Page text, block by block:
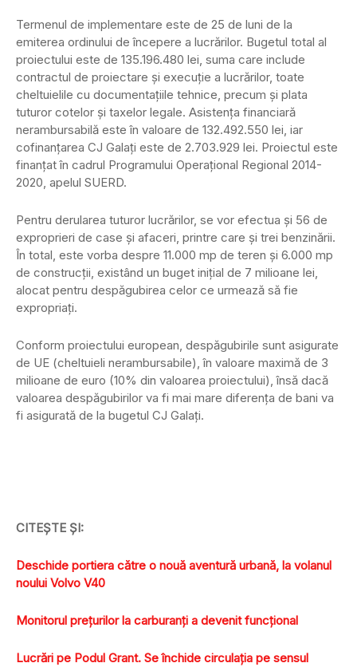
Termenul de implementare este de 25 de luni de la
emiterea ordinului de începere a lucrărilor. Bugetul total al
proiectului este de 135.196.480 lei, suma care include
contractul de proiectare şi execuţie a lucrărilor, toate
cheltuielile cu documentaţiile tehnice, precum şi plata
tuturor cotelor şi taxelor legale. Asistenţa financiară
nerambursabilă este în valoare de 132.492.550 lei, iar
cofinanţarea CJ Galaţi este de 2.703.929 lei. Proiectul este
finanţat în cadrul Programului Operaţional Regional 2014-
2020, apelul SUERD.
Pentru derularea tuturor lucrărilor, se vor efectua şi 56 de
exproprieri de case şi afaceri, printre care şi trei benzinării.
În total, este vorba despre 11.000 mp de teren şi 6.000 mp
de construcţii, existând un buget iniţial de 7 milioane lei,
alocat pentru despăgubirea celor ce urmează să fie
expropriaţi.
Conform proiectului european, despăgubirile sunt asigurate
de UE (cheltuieli nerambursabile), în valoare maximă de 3
milioane de euro (10% din valoarea proiectului), însă dacă
valoarea despăgubirilor va fi mai mare diferenţa de bani va
fi asigurată de la bugetul CJ Galaţi.
CITEŞTE ŞI:
Deschide portiera către o nouă aventură urbană, la volanul
noului Volvo V40
Monitorul preţurilor la carburanţi a devenit funcţional
Lucrări pe Podul Grant. Se închide circulaţia pe sensul